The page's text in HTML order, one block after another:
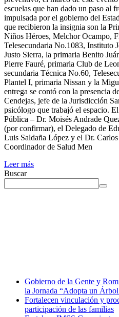
escuelas que han dado un paso al
impulsada por el gobierno del
que recibieron la insignia son la
Niños Héroes, Melchor Ocampo,
Telesecundaria No.1083, Instituto
Justo Sierra, la primaria Benito
Pierre Fauré, primaria Club de
secundaria Técnica No.60,
Plantel I, primaria Nissan y la
entrega se contó con la presencia
Cendejas, jefe de la Jurisdicción
psicólogo que trabajó el espacio.
Pública – Dr. Moisés Andrade
(por confirmar), el Delegado de
Luis Saldaña López y el Dr.
Coordinador de Salud Men
Leer más
Buscar
Gobierno de la Gente y
la Jornada “Adopta un
Fortalecen vinculación y
participación de las familias